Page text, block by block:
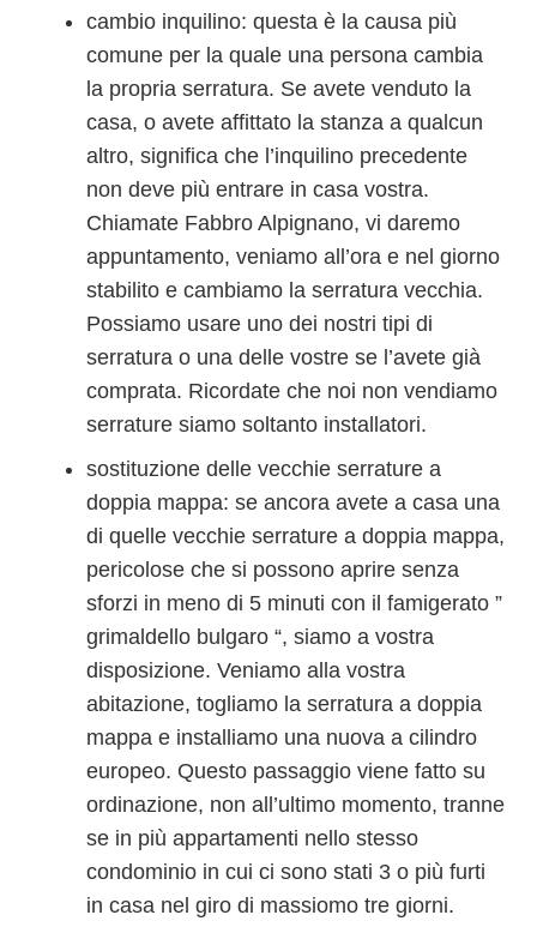
cambio inquilino: questa è la causa più
comune per la quale una persona cambia
la propria serratura. Se avete venduto la
casa, o avete affittato la stanza a qualcun
altro, significa che l’inquilino precedente
non deve più entrare in casa vostra.
Chiamate Fabbro Alpignano, vi daremo
appuntamento, veniamo all’ora e nel giorno
stabilito e cambiamo la serratura vecchia.
Possiamo usare uno dei nostri tipi di
serratura o una delle vostre se l’avete già
comprata. Ricordate che noi non vendiamo
serrature siamo soltanto installatori.
sostituzione delle vecchie serrature a
doppia mappa: se ancora avete a casa una
di quelle vecchie serrature a doppia mappa,
pericolose che si possono aprire senza
sforzi in meno di 5 minuti con il famigerato ”
grimaldello bulgaro “, siamo a vostra
disposizione. Veniamo alla vostra
abitazione, togliamo la serratura a doppia
mappa e installiamo una nuova a cilindro
europeo. Questo passaggio viene fatto su
ordinazione, non all’ultimo momento, tranne
se in più appartamenti nello stesso
condominio in cui ci sono stati 3 o più furti
in casa nel giro di massiomo tre giorni.